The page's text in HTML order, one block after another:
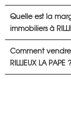
Quelle est la
immobiliers à
Comment
RILLIEUX LA PAPE ?